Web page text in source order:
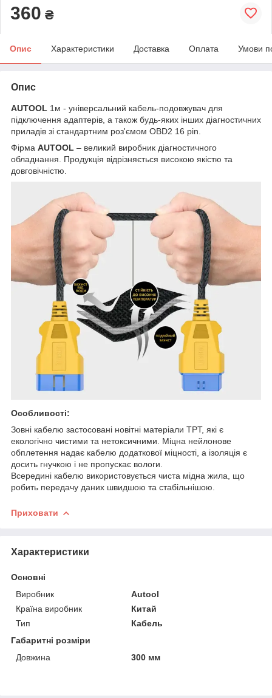
360 ₴
Опис Характеристики Доставка Оплата Умови
Опис
AUTOOL 1м - універсальний кабель-подовжувач для
підключення адаптерів, а також будь-яких інших діагностичних
приладів зі стандартним роз'ємом OBD2 16 pin.
Фірма AUTOOL – великий виробник діагностичного
обладнання. Продукція відрізняється високою якістю та
довговічністю.
Особливості:
Зовні кабелю застосовані новітні матеріали TPT, які є
екологічно чистими та нетоксичними. Міцна нейлонове
обплетення надає кабелю додаткової міцності, а ізоляція є
досить гнучкою і не пропускає вологи.
Всередині кабелю використовується чиста мідна жила, що
робить передачу даних швидшою та стабільнішою.
Приховати
Характеристики
Основні
Виробник
Autool
Країна виробник
Китай
Тип
Кабель
Габаритні розміри
Довжина
300 мм